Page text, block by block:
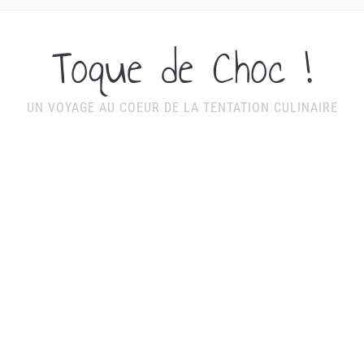
Toque de Choc !
UN VOYAGE AU COEUR DE LA TENTATION CULINAIRE